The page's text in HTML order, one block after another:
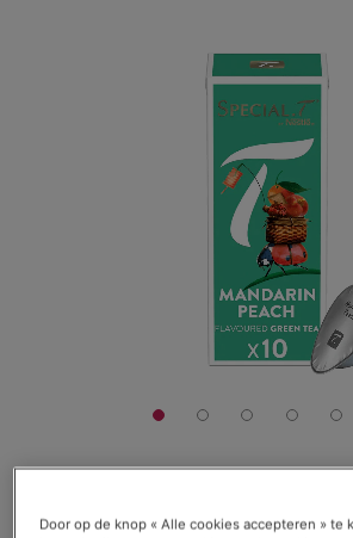
4,90 €
Door op de knop « Alle cookies accepteren » te